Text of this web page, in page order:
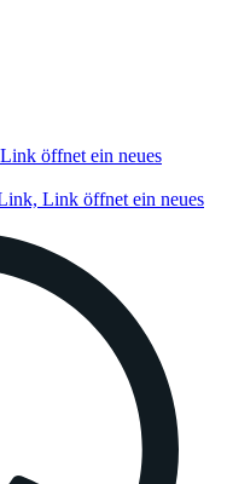
öffnet ein neues
Link öffnet ein neues